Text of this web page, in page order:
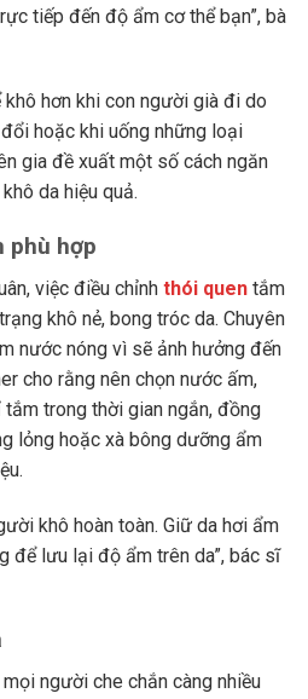
tiếp đến độ ẩm cơ thể bạn”, bà
khô hơn khi con người già đi do
hoặc khi uống những loại
gia đề xuất một số cách ngăn
da hiệu quả.
phù hợp
việc điều chỉnh thói quen tắm
khô nẻ, bong tróc da. Chuyên
nước nóng vì sẽ ảnh hưởng đến
cho rằng nên chọn nước ấm,
trong thời gian ngắn, đồng
lỏng hoặc xà bông dưỡng ẩm
khô hoàn toàn. Giữ da hơi ẩm
để lưu lại độ ẩm trên da”, bác sĩ
người che chắn càng nhiều